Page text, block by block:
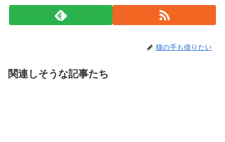
猫の手も借りたい
関連しそうな記事たち